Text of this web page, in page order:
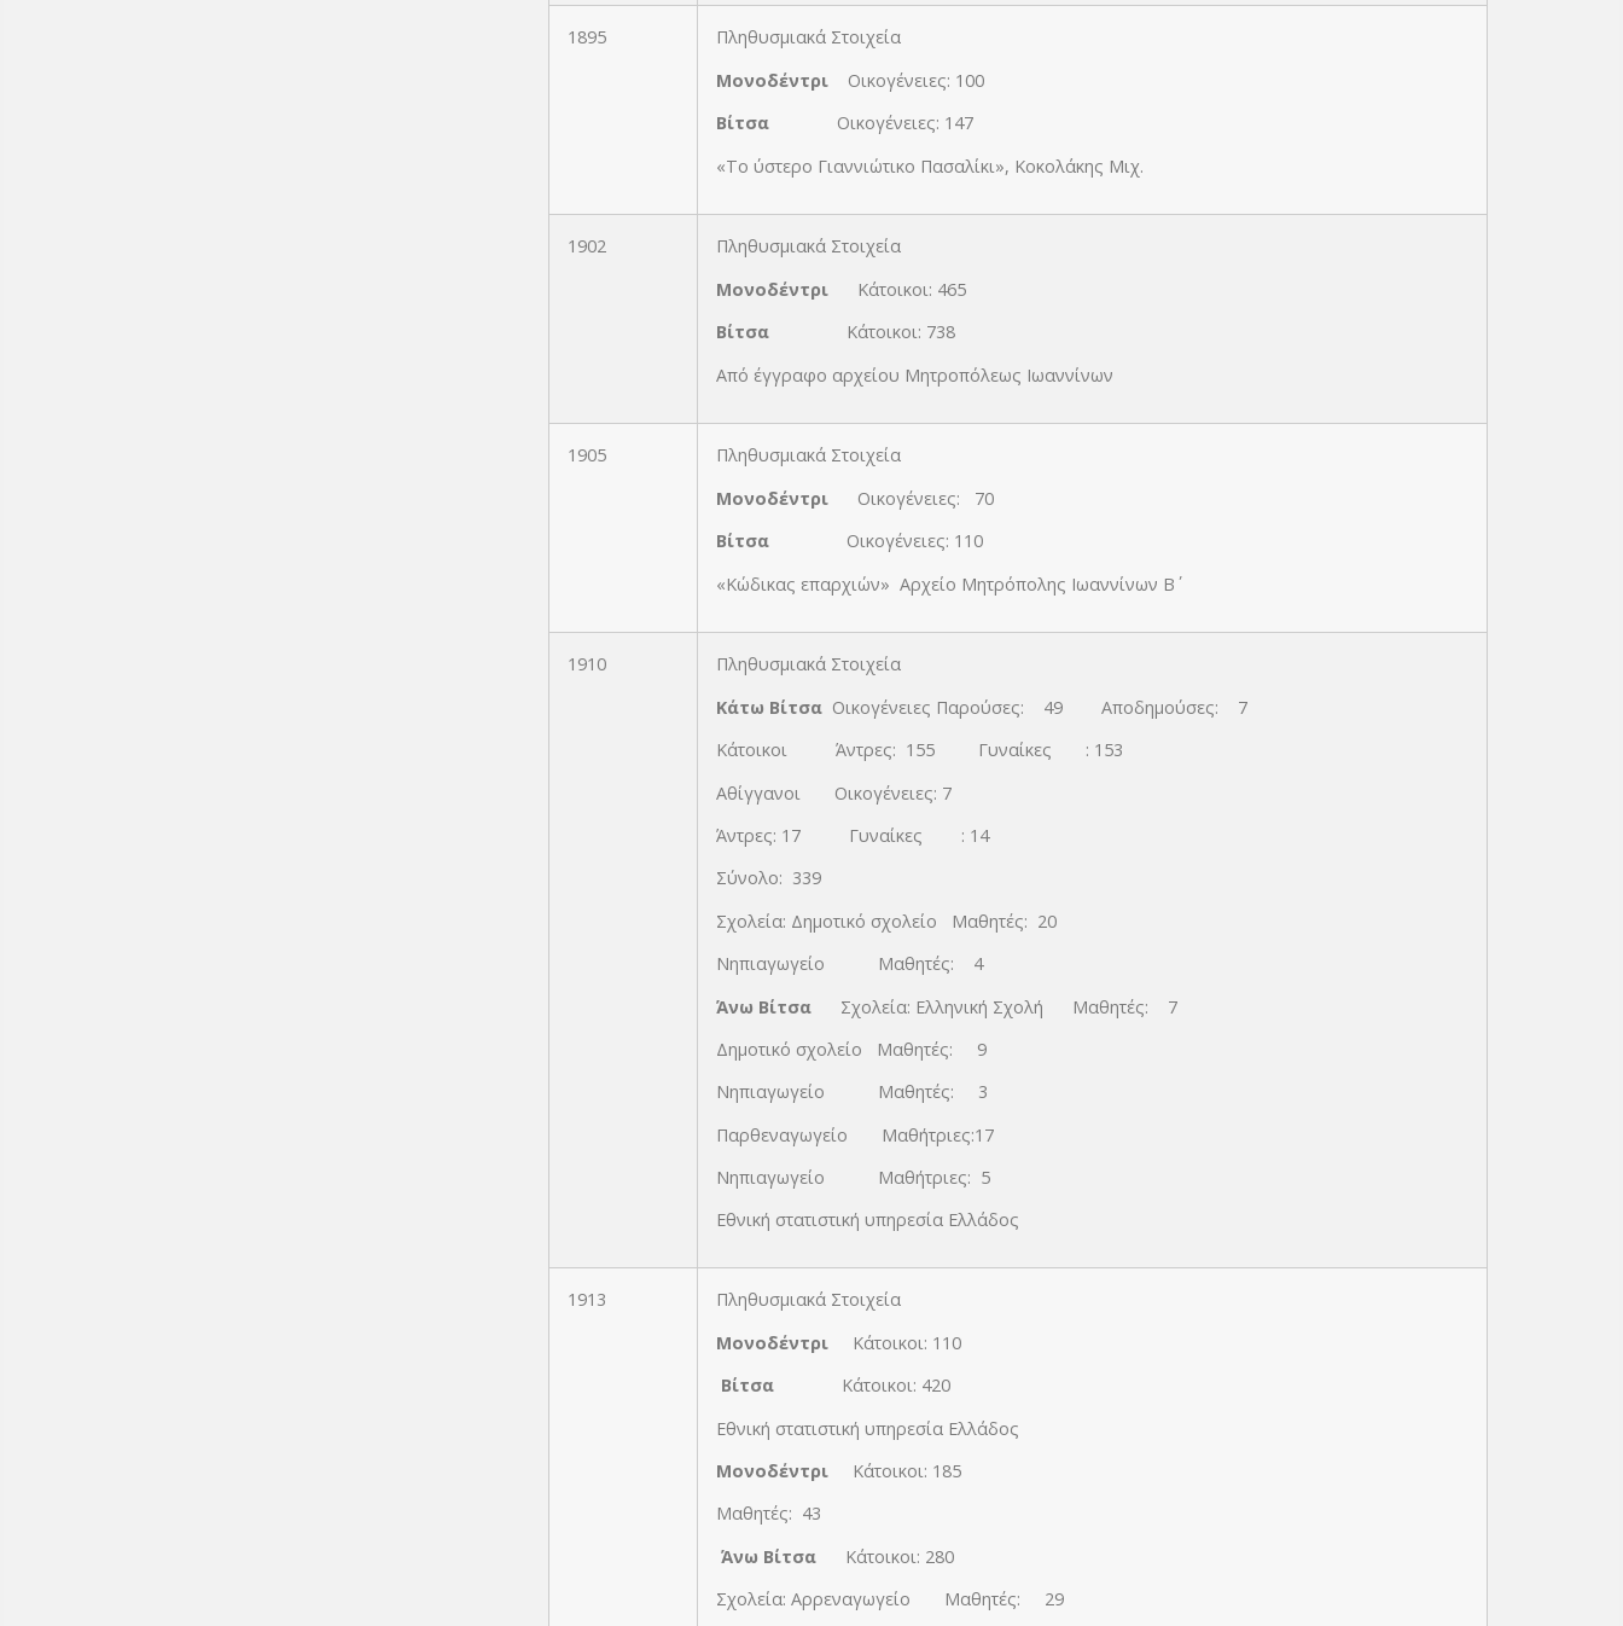
1895
Πληθυσμιακά Στοιχεία
Μονοδέντρι Οικογένειες: 100
Βίτσα Οικογένειες: 147
«Το ύστερο Γιαννιώτικο Πασαλίκι», Κοκολάκης Μιχ.
1902
Πληθυσμιακά Στοιχεία
Μονοδέντρι
Κάτοικοι: 465
Βίτσα
Κάτοικοι: 738
Από έγγραφο αρχείου Μητροπόλεως Ιωαννίνων
1905
Πληθυσμιακά Στοιχεία
Μονοδέντρι
Οικογένειες: 70
Βίτσα Οικογένειες: 110
«Κώδικας επαρχιών» Αρχείο Μητρόπολης Ιωαννίνων Β΄
1910
Πληθυσμιακά Στοιχεία
Κάτω Βίτσα Οικογένειες Παρούσες: 49 Αποδημούσες: 7
Κάτοικοι Άντρες: 155 Γυναίκες : 153
Αθίγγανοι Οικογένειες: 7
Άντρες: 17 Γυναίκες : 14
Σύνολο: 339
Σχολεία: Δημοτικό σχολείο Μαθητές: 20
Νηπιαγωγείο Μαθητές: 4
Άνω Βίτσα Σχολεία: Ελληνική Σχολή Μαθητές: 7
Δημοτικό σχολείο Μαθητές: 9
Νηπιαγωγείο Μαθητές: 3
Παρθεναγωγείο Μαθήτριες:17
Νηπιαγωγείο Μαθήτριες: 5
Εθνική στατιστική υπηρεσία Ελλάδος
1913
Πληθυσμιακά Στοιχεία
Μονοδέντρι Κάτοικοι: 110
Βίτσα Κάτοικοι: 420
Εθνική στατιστική υπηρεσία Ελλάδος
Μονοδέντρι Κάτοικοι: 185
Μαθητές: 43
Άνω Βίτσα Κάτοικοι: 280
Σχολεία: Αρρεναγωγείο Μαθητές: 29